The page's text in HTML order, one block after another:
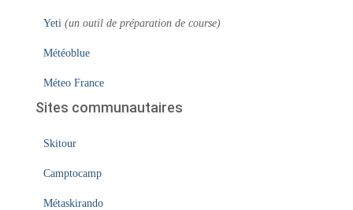
Yeti (un outil de préparation de course)
Météoblue
Méteo France
Sites communautaires
Skitour
Camptocamp
Métaskirando